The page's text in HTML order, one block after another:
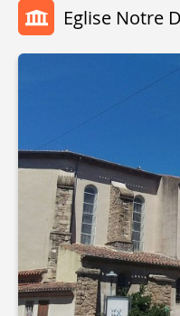
Eglise Notre